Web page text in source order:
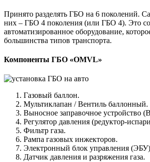
Принято разделять ГБО на 6 поколений.
них – ГБО 4 поколения (или ГБО 4). Это
автоматизированное оборудование,
большинства типов транспорта.
Компоненты ГБО «OMVL»
Газовый баллон.
Мультиклапан / Вентиль баллонный.
Выносное заправочное устройство
Регулятор давления (редуктор-
Фильтр газа.
Рампа газовых инжекторов.
Электронный блок управления
Датчик давления и разряжения газа.